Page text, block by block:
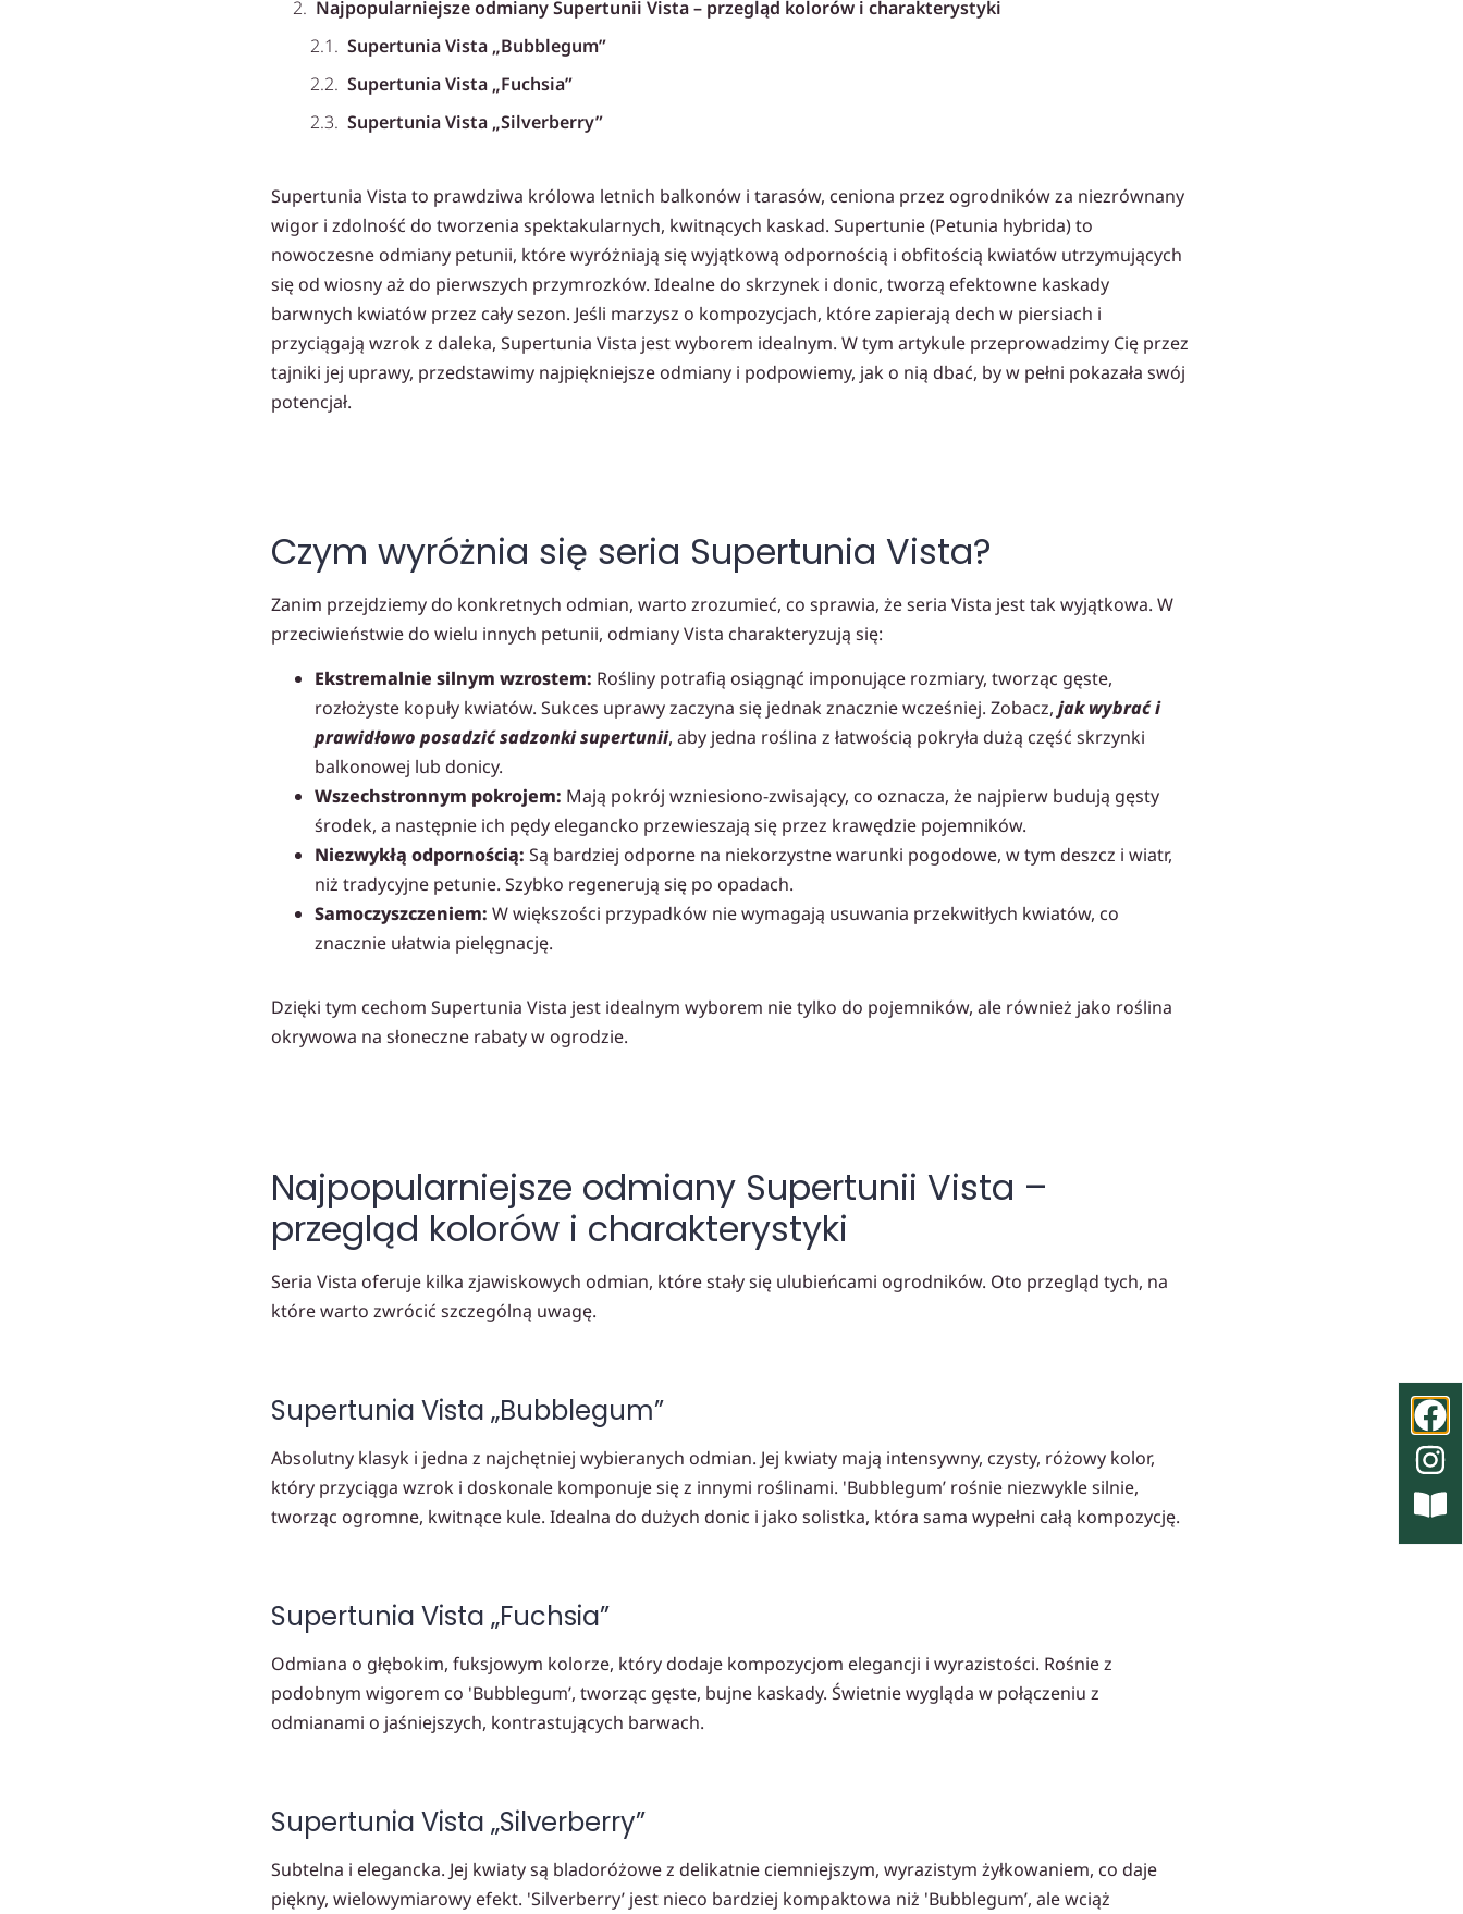
Najpopularniejsze odmiany Supertunii Vista – przegląd kolorów i charakterystyki
Supertunia Vista „Bubblegum”
Supertunia Vista „Fuchsia”
Supertunia Vista „Silverberry”
Uprawa i pielęgnacja Supertunii Vista – zrób to dobrze!
Supertunie oznaczają piękny balkon
Pobierz DARMOWY Przewodnik Ogrodnika
Przeczytaj podobne poradniki
Polecane produkty
Moc obfitości nawóz rozpuszczalny do kwiatów balkonowych
Supertunia Vista to prawdziwa królowa letnich balkonów i tarasów, ceniona przez ogrodników za niezrównany
wigor i zdolność do tworzenia spektakularnych, kwitnących kaskad. Supertunie (Petunia hybrida) to
nowoczesne odmiany petunii, które wyróżniają się wyjątkową odpornością i obfitością kwiatów utrzymujących
się od wiosny aż do pierwszych przymrozków. Idealne do skrzynek i donic, tworzą efektowne kaskady
barwnych kwiatów przez cały sezon. Jeśli marzysz o kompozycjach, które zapierają dech w piersiach i
przyciągają wzrok z daleka, Supertunia Vista jest wyborem idealnym. W tym artykule przeprowadzimy Cię przez
tajniki jej uprawy, przedstawimy najpiękniejsze odmiany i podpowiemy, jak o nią dbać, by w pełni pokazała swój
potencjał.
Czym wyróżnia się seria Supertunia Vista?
Zanim przejdziemy do konkretnych odmian, warto zrozumieć, co sprawia, że seria Vista jest tak wyjątkowa. W
przeciwieństwie do wielu innych petunii, odmiany Vista charakteryzują się:
Ekstremalnie silnym wzrostem: Rośliny potrafią osiągnąć imponujące rozmiary, tworząc gęste,
rozłożyste kopuły kwiatów. Sukces uprawy zaczyna się jednak znacznie wcześniej. Zobacz, jak wybrać i
prawidłowo posadzić sadzonki supertunii, aby jedna roślina z łatwością pokryła dużą część skrzynki
balkonowej lub donicy.
Wszechstronnym pokrojem: Mają pokrój wzniesiono-zwisający, co oznacza, że najpierw budują gęsty
środek, a następnie ich pędy elegancko przewieszają się przez krawędzie pojemników.
Niezwykłą odpornością: Są bardziej odporne na niekorzystne warunki pogodowe, w tym deszcz i wiatr,
niż tradycyjne petunie. Szybko regenerują się po opadach.
Samoczyszczeniem: W większości przypadków nie wymagają usuwania przekwitłych kwiatów, co
znacznie ułatwia pielęgnację.
Dzięki tym cechom Supertunia Vista jest idealnym wyborem nie tylko do pojemników, ale również jako roślina
okrywowa na słoneczne rabaty w ogrodzie.
Najpopularniejsze odmiany Supertunii Vista –
przegląd kolorów i charakterystyki
Seria Vista oferuje kilka zjawiskowych odmian, które stały się ulubieńcami ogrodników. Oto przegląd tych, na
które warto zwrócić szczególną uwagę.
Supertunia Vista „Bubblegum”
Absolutny klasyk i jedna z najchętniej wybieranych odmian. Jej kwiaty mają intensywny, czysty, różowy kolor,
który przyciąga wzrok i doskonale komponuje się z innymi roślinami. 'Bubblegum’ rośnie niezwykle silnie,
tworząc ogromne, kwitnące kule. Idealna do dużych donic i jako solistka, która sama wypełni całą kompozycję.
Supertunia Vista „Fuchsia”
Odmiana o głębokim, fuksjowym kolorze, który dodaje kompozycjom elegancji i wyrazistości. Rośnie z
podobnym wigorem co 'Bubblegum’, tworząc gęste, bujne kaskady. Świetnie wygląda w połączeniu z
odmianami o jaśniejszych, kontrastujących barwach.
Supertunia Vista „Silverberry”
Subtelna i elegancka. Jej kwiaty są bladoróżowe z delikatnie ciemniejszym, wyrazistym żyłkowaniem, co daje
piękny, wielowymiarowy efekt. 'Silverberry’ jest nieco bardziej kompaktowa niż 'Bubblegum’, ale wciąż